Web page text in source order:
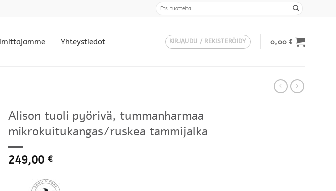
Yhteystiedot KIRJAUDU / REKISTERÖIDY 0,00€
Alison tuoli pyörivä, tummanharmaa
mikrokuitukangas/ruskea tammijalka
249,00 €